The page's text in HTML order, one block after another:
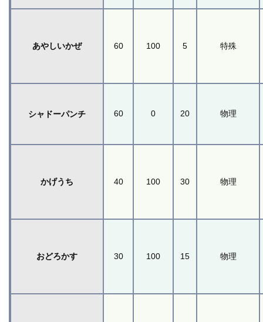
あやしいかぜ 60 100 5 特殊
シャドーパンチ 60 0 20 物理
かげうち 40 100 30 物理
おどろかす 30 100 15 物理